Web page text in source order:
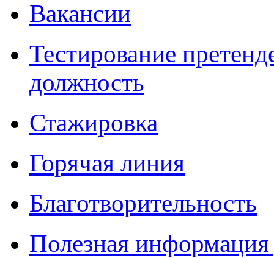
Вакансии
Тестирование
должность
Стажировка
Горячая линия
Благотворительность
Полезная